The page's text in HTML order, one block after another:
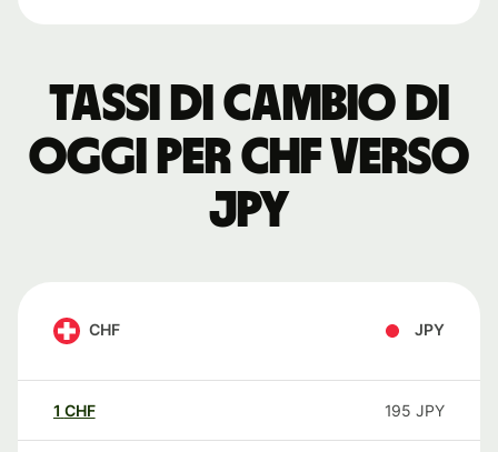
Tassi di cambio di
oggi per CHF verso
JPY
CHF JPY
1 CHF 195 JPY